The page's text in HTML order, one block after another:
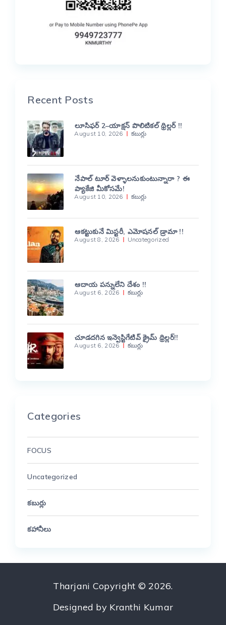
Recent Posts
లూసిఫర్ 2–యాక్షన్ పొలిటికల్ థ్రిల్లర్ !!
August 10, 2026 కబుర్లు
నేపాల్ టూర్ వెళ్ళాలనుకుంటున్నారా ? ఈ
ప్యాకేజి మీకోసమే!
August 10, 2026 కబుర్లు
ఆకట్టుకునే మిస్టరీ, ఎమోషనల్ డ్రామా !!
August 8, 2026 Uncategorized
ఆదాయ పన్నులేని దేశం !!
August 6, 2026 కబుర్లు
చూడదగిన ఇన్వెస్టిగేటివ్ క్రైమ్ థ్రిల్లర్!!
August 6, 2026 కబుర్లు
Categories
FOCUS
Uncategorized
కబుర్లు
కహానీలు
Tharjani Copyright © 2026.
Designed by Kranthi Kumar